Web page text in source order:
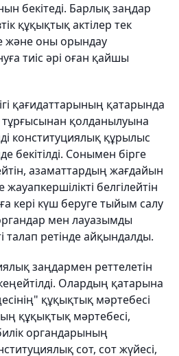
бекітеді. Барлық заңдар
құқықтық актілер тек
және оны орындау
тиіс әрі оған қайшы
қағидаттарының қатарында
қолданылуына
конституциялық құрылыс
бекітілді. Сонымен бірге
азаматтардың жағдайын
белгілейтін
кері күш беруге тыйым салу
мен лауазымды
талап ретінде айқындалды.
заңдармен реттелетін
Олардың қатарына
құқықтық мәртебесі
құқықтық мәртебесі,
органдарының
сот, сот жүйесі,